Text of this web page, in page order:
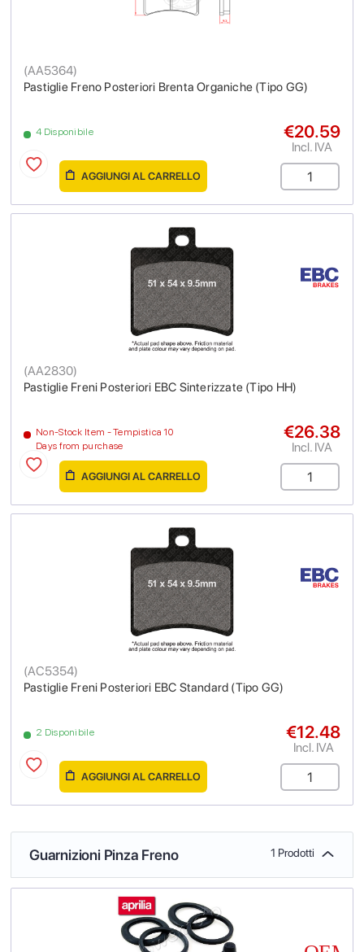
Pastiglie Freno Posteriori Brenta Organiche (Tipo GG)
(AA5364)
4 Disponibile €20.59
Incl. IVA
AGGIUNGI AL CARRELLO
Pastiglie Freni Posteriori EBC Sinterizzate (Tipo HH)
(AA2830)
Non-Stock Item - Tempistica 10
Days from purchase
€26.38
Incl. IVA
AGGIUNGI AL CARRELLO
Pastiglie Freni Posteriori EBC Standard (Tipo GG)
(AC5354)
2 Disponibile €12.48
Incl. IVA
AGGIUNGI AL CARRELLO
Guarnizioni Pinza Freno 1 Prodotti